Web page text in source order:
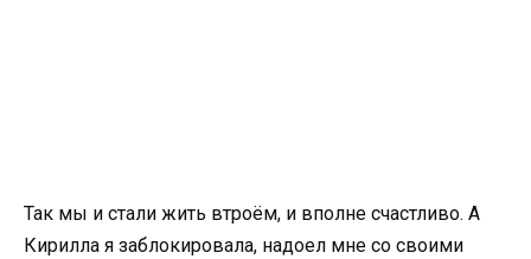
Так мы и стали жить втроём, и вполне счастливо. А
Кирилла я заблокировала, надоел мне со своими